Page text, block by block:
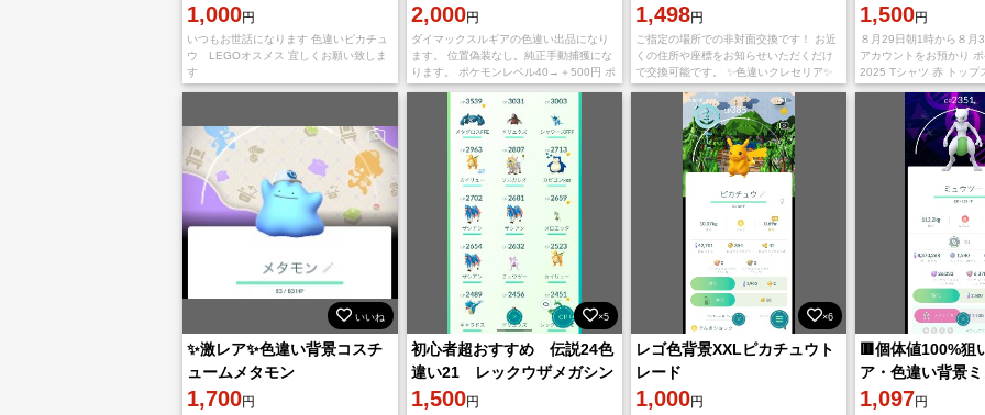
1,000円
いつもお世話になります 色違いピカチュ
ウ LEGOオスメス 宜しくお願い致しま
す
2,000円
ダイマックスルギアの色違い出品になり
ます。 位置偽装なし。純正手動捕獲にな
ります。 ポケモンレベル40→＋500円 ポ
ケモンレベル50→＋2000円 図鑑未登録
→ ＋1000円 キラチ
1,498円
ご指定の場所での非対面交換です！ お近
くの住所や座標をお知らせいただくだけ
で交換可能です。 ✨色違いクレセリア✨
背景 【価格・条件】 ・図鑑登録済み限定
※図鑑未登録の方は対応不可とな
1,500円
８月29日朝1時から８月
アカウントをお預かり
2025 Tシャツ 赤 トップ
ールドチャンピオンシッ
を取ります タスクをク
いいね
✨激レア✨色違い背景コスチ
ュームメタモン
1,700円
×5
初心者超おすすめ 伝説24色
違い21 レックウザメガシン
カ可能
1,500円
×6
レゴ色背景XXLピカチュウト
レード
1,000円
🟥個体値100%狙
ア・色違い背景
1,097円